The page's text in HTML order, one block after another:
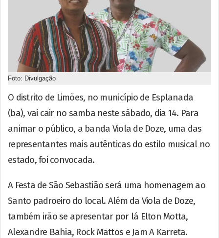
Foto: Divulgação
O distrito de Limões, no município de Esplanada
(ba), vai cair no samba neste sábado, dia 14. Para
animar o público, a banda Viola de Doze, uma das
representantes mais autênticas do estilo musical no
estado, foi convocada.
A Festa de São Sebastião será uma homenagem ao
Santo padroeiro do local. Além da Viola de Doze,
também irão se apresentar por lá Elton Motta,
Alexandre Bahia, Rock Mattos e Jam A Karreta.